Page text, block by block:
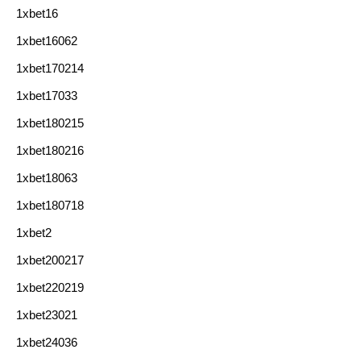
1xbet16
1xbet16062
1xbet170214
1xbet17033
1xbet180215
1xbet180216
1xbet18063
1xbet180718
1xbet2
1xbet200217
1xbet220219
1xbet23021
1xbet24036